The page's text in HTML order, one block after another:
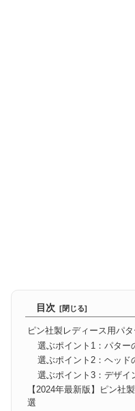
目次
ピン社製レディース用パ
選ぶポイント1：パター
選ぶポイント2：ヘッド
選ぶポイント3：デザイ
【2024年最新版】ピン社
選